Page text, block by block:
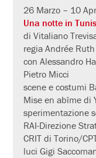
26 Marzo – 10
Una notte in
di Vitaliano
regia Andrée
con Alessandro
Pietro Micci
scene e costumi
Mise en abîme di
sperimentazione
RAI-Direzione
CRIT di Torino/
luci Gigi